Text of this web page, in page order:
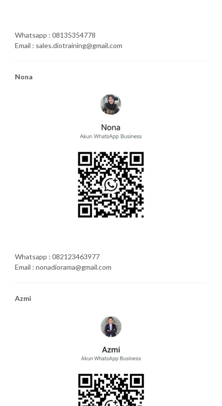
Whatsapp : 08135354778
Email : sales.diotraining@gmail.com
Nona
Whatsapp : 082123463977
Email : nonadiorama@gmail.com
Azmi